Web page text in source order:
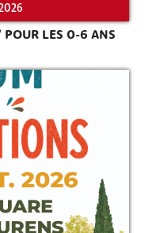
POUR LES 0-6 ANS